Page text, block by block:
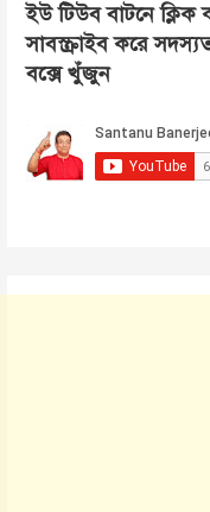
ইউ টিউব বাটনে
সাবস্ক্রাইব করে
বক্সে খুঁজুন